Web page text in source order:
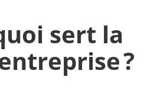
sert la
?